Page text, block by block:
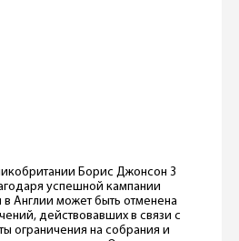
Борис Джонсон 3
успешной кампании
Англии может быть отменена
действовавших в связи с
ограничения на собрания и